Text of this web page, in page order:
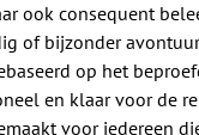
ook consequent
of bijzonder
op het
en klaar voor de
voor iedereen